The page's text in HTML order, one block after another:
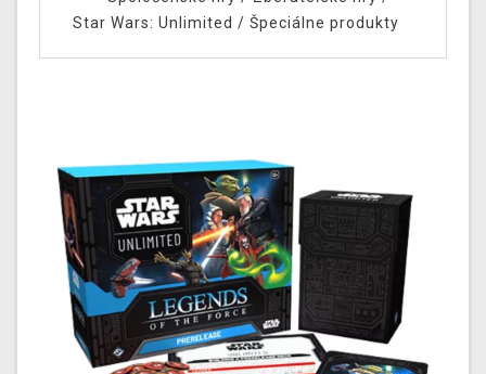
Star Wars: Unlimited / Špeciálne produkty